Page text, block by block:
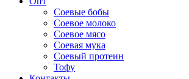
Соевые бобы
Соевое молоко
Соевое мясо
Соевая мука
Соевый протеин
Тофу